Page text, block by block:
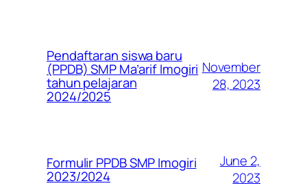
Pendaftaran siswa baru
(PPDB) SMP Ma’arif Imogiri
tahun pelajaran
2024/2025
November
28, 2023
Formulir PPDB SMP Imogiri
2023/2024
June 2,
2023